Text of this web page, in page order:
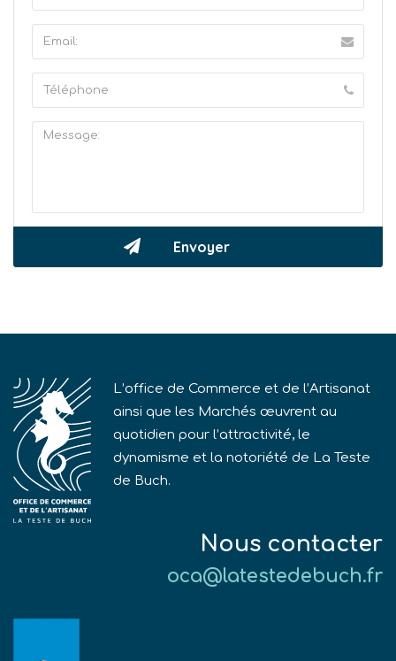
L’office de Commerce et de l’Artisanat
ainsi que les Marchés œuvrent au
quotidien pour l’attractivité, le
dynamisme et la notoriété de La Teste
de Buch.
Nous contacter
oca@latestedebuch.fr